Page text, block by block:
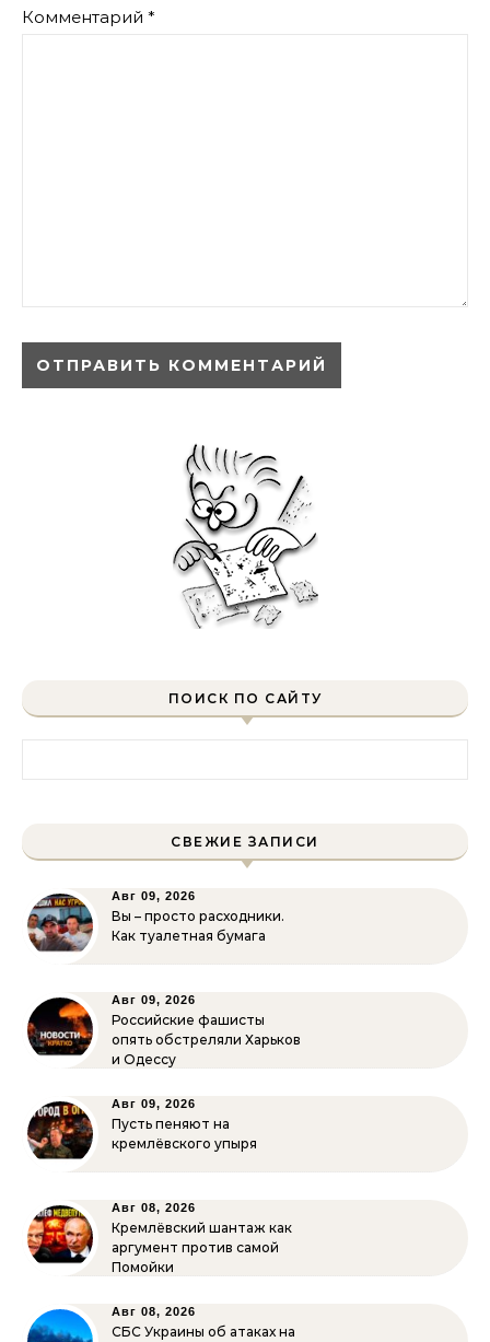
Комментарий *
ПОИСК ПО САЙТУ
СВЕЖИЕ ЗАПИСИ
Авг 09, 2026
Вы – просто расходники.
Как туалетная бумага
Авг 09, 2026
Российские фашисты
опять обстреляли Харьков
и Одессу
Авг 09, 2026
Пусть пеняют на
кремлёвского упыря
Авг 08, 2026
Кремлёвский шантаж как
аргумент против самой
Помойки
Авг 08, 2026
СБС Украины об атаках на